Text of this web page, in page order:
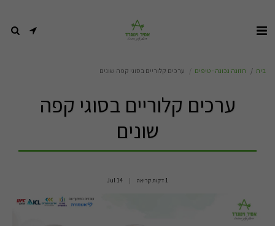
בית תזונה נכונה - טיפים ערכים קלוריים בסוגי קפה שונים
ערכים קלוריים בסוגי קפה
שונים
1 דקות קריאה 14
Jul